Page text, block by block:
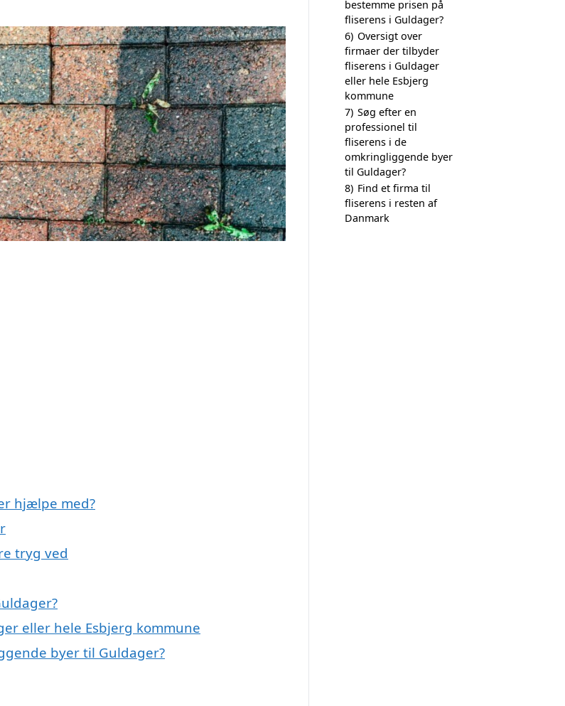
hjælpe med?
tryg ved
eller hele Esbjerg kommune
byer til Guldager?
bestemme prisen på
fliserens i Guldager?
6) Oversigt over
firmaer der tilbyder
fliserens i Guldager
eller hele Esbjerg
kommune
7) Søg efter en
professionel til
fliserens i de
omkringliggende byer
til Guldager?
8) Find et firma til
fliserens i resten af
Danmark